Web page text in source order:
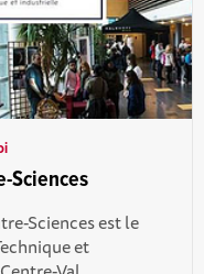
Sciences
Sciences est le
et